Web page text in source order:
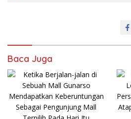
Baca Juga